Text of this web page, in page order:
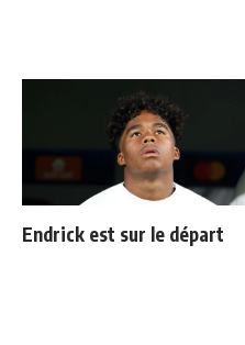
Endrick est sur le départ